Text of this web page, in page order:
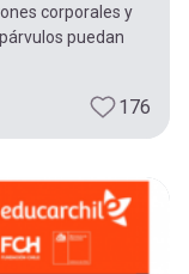
corporales y
puedan
176